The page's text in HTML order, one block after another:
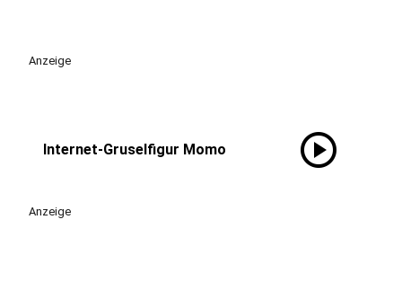
Anzeige
Internet-Gruselfigur Momo play_circle
Anzeige